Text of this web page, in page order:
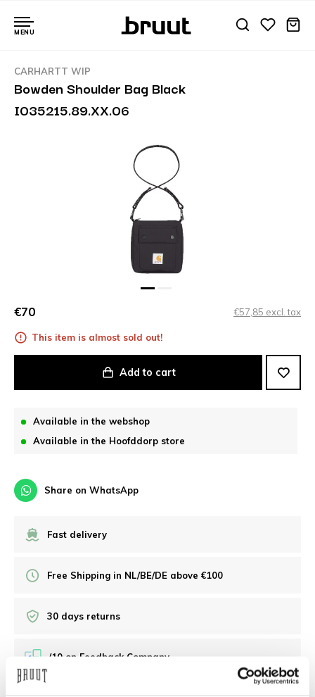
MENU
CARHARTT WIP
Bowden Shoulder Bag Black
I035215.89.XX.06
€70 €57,85 excl. tax
This item is almost sold out!
Add to cart
Available in the webshop
Available in the Hoofddorp store
Share on WhatsApp
Fast delivery
Free Shipping in NL/BE/DE above €100
30 days returns
/10 on Feedback Company